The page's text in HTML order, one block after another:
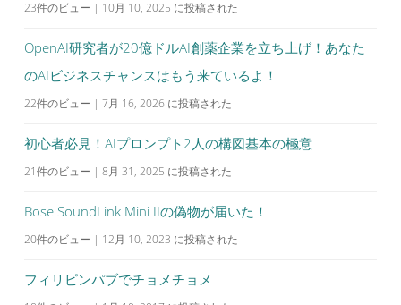
23件のビュー | 10月 10, 2025 に投稿された
OpenAI研究者が20億ドルAI創薬企業を立ち上げ！あなた
のAIビジネスチャンスはもう来ているよ！
22件のビュー | 7月 16, 2026 に投稿された
初心者必見！AIプロンプト2人の構図基本の極意
21件のビュー | 8月 31, 2025 に投稿された
Bose SoundLink Mini IIの偽物が届いた！
20件のビュー | 12月 10, 2023 に投稿された
フィリピンパブでチョメチョメ